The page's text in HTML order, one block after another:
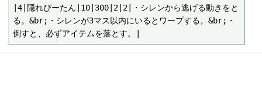
|4|隠れぴーたん|10|300|2|2|・シレンから逃げる動きをと
る。&br;・シレンが3マス以内にいるとワープする。&br;・